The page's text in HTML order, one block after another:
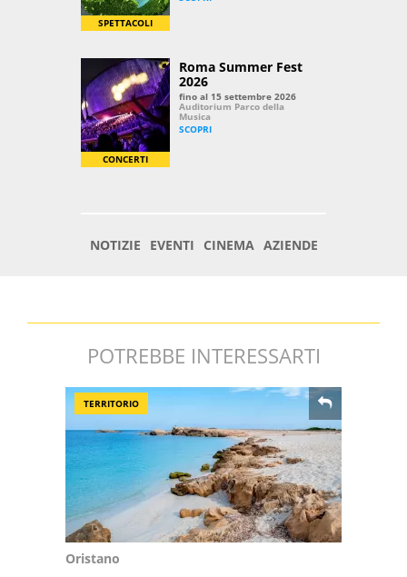
POTREBBE INTERESSARTI
TERRITORIO
Oristano